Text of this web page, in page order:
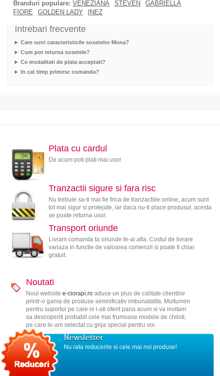
Branduri populare: VENEZIANA STEVEN
GABRIELLA
FIORE
GOLDEN LADY INEZ
Intrebari frecvente
Care sunt caracteristicile sosetelor Mona?
Cum pot returna sosetele?
Ce modalitati de plata acceptati?
In cat timp primesc comanda?
Plata cu cardul
De acum poti plati mai usor
Tranzactii sigure si fara risc
Nu trebuie sa-ti mai fie frica de tranzactiile online, acum sunt
tot mai sigur si protejate, iar daca nu-ti place produsul, acesta
se poate returna usor.
Transport oriunde
Livram comanda ta oriunde te-ai afla. Costul de livrare
variaza in functie de valoarea comenzii si poate fi chiar
gratuit.
Noutati
Noul website e-ciorapi.roaduce un plus de calitate clientilor
printr-o gama de produse semnificativ imbunatatita. Multumim
pentru suportul pe care ni l-ati oferit pana acum si va invitam
sa descoperiti probabil cele mai frumoase modele de chiloti,
pe care le-am selectat cu grija special pentru voi.
Newsletter
Nu rata reducerile si cele mai noi produse!